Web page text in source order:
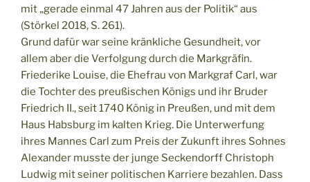
mit „gerade einmal 47 Jahren aus der Politik“ aus
(Störkel 2018, S. 261).
Grund dafür war seine kränkliche Gesundheit, vor
allem aber die Verfolgung durch die Markgräfin.
Friederike Louise, die Ehefrau von Markgraf Carl, war
die Tochter des preußischen Königs und ihr Bruder
Friedrich II., seit 1740 König in Preußen, und mit dem
Haus Habsburg im kalten Krieg. Die Unterwerfung
ihres Mannes Carl zum Preis der Zukunft ihres Sohnes
Alexander musste der junge Seckendorff Christoph
Ludwig mit seiner politischen Karriere bezahlen. Dass